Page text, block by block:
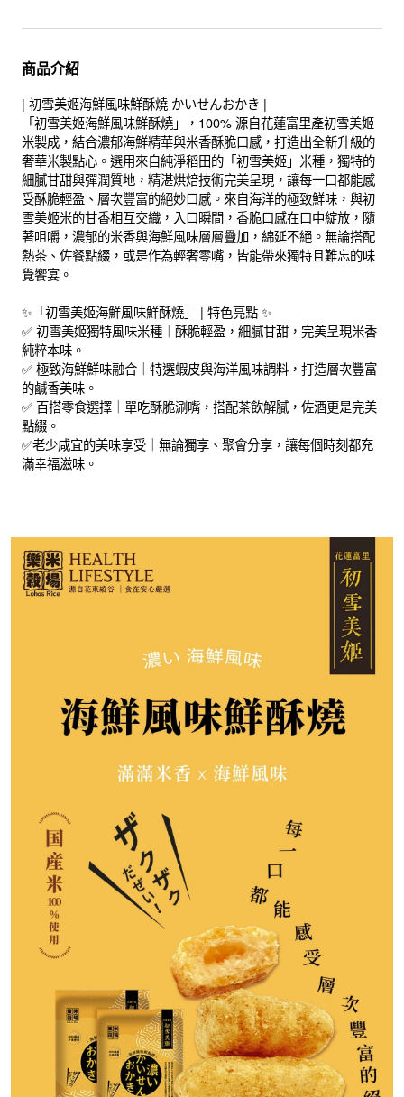
商品介紹
| 初雪美姬海鮮風味鮮酥燒 かいせんおかき |
「初雪美姬海鮮風味鮮酥燒」，100% 源自花蓮富里產初雪美姬
米製成，結合濃郁海鮮精華與米香酥脆口感，打造出全新升級的
奢華米製點心。選用來自純淨稻田的「初雪美姬」米種，獨特的
細膩甘甜與彈潤質地，精湛烘焙技術完美呈現，讓每一口都能感
受酥脆輕盈、層次豐富的絕妙口感。來自海洋的極致鮮味，與初
雪美姬米的甘香相互交織，入口瞬間，香脆口感在口中綻放，隨
著咀嚼，濃郁的米香與海鮮風味層層疊加，綿延不絕。無論搭配
熱茶、佐餐點綴，或是作為輕奢零嘴，皆能帶來獨特且難忘的味
覺饗宴。
✨「初雪美姬海鮮風味鮮酥燒」 | 特色亮點 ✨
✅ 初雪美姬獨特風味米種｜酥脆輕盈，細膩甘甜，完美呈現米香
純粹本味。
✅ 極致海鮮鮮味融合｜特選蝦皮與海洋風味調料，打造層次豐富
的鹹香美味。
✅ 百搭零食選擇｜單吃酥脆涮嘴，搭配茶飲解膩，佐酒更是完美
點綴。
✅老少咸宜的美味享受｜無論獨享、聚會分享，讓每個時刻都充
滿幸福滋味。